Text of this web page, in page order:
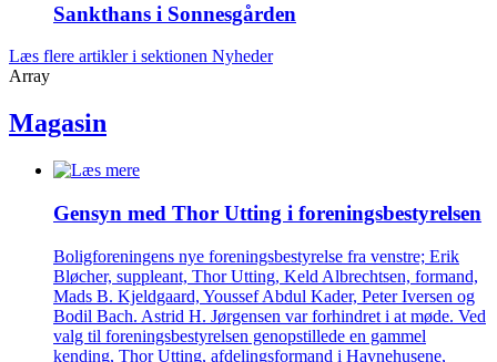
Sankthans i Sonnes­gården
Læs flere artikler i sektionen Nyheder
Array
Magasin
Gensyn med Thor Utting i forenings­bestyrelsen
Boligforeningens nye foreningsbestyrelse fra venstre; Erik
Bløcher, suppleant, Thor Utting, Keld Albrechtsen, formand,
Mads B. Kjeldgaard, Youssef Abdul Kader, Peter Iversen og
Bodil Bach. Astrid H. Jørgensen var forhindret i at møde. Ved
valg til foreningsbestyrelsen genopstillede en gammel
kending, Thor Utting, afdelingsformand i Havnehusene,